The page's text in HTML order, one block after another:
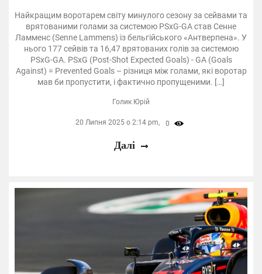
Найкращим воротарем світу минулого сезону за сейвами та
врятованими голами за системою PSxG‑GA став Сенне
Ламменс (Senne Lammens) із бельгійського «Антверпена». У
нього 177 сейвів та 16,47 врятованих голів за системою
PSxG‑GA. PSxG (Post‑Shot Expected Goals) ‑ GA (Goals
Against) = Prevented Goals – різниця між голами, які воротар
мав би пропустити, і фактично пропущеними. […]
Голик Юрій
20 Липня 2025 о 2:14 pm, 0
Далі